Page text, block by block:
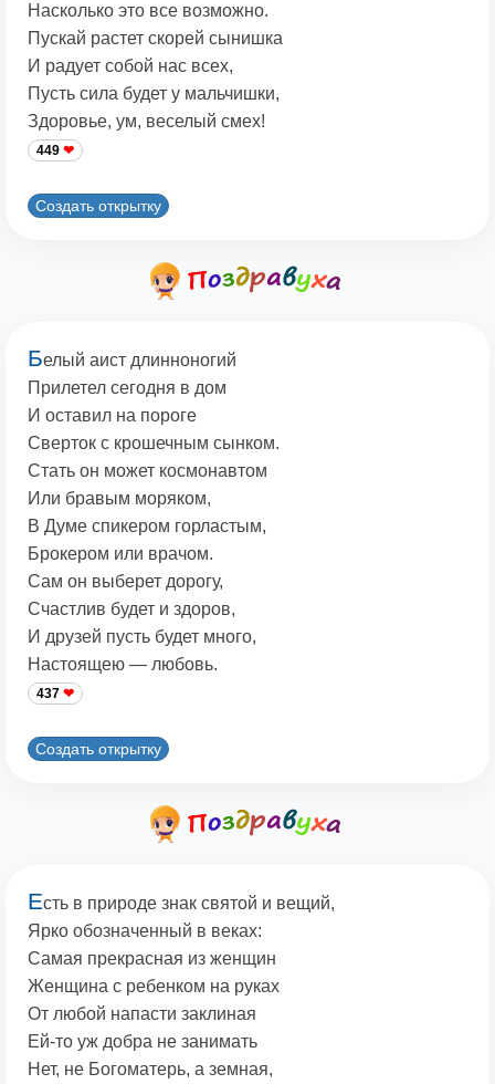
Насколько это все возможно.
Пускай растет скорей сынишка
И радует собой нас всех,
Пусть сила будет у мальчишки,
Здоровье, ум, веселый смех!
449
Создать открытку
Белый аист длинноногий
Прилетел сегодня в дом
И оставил на пороге
Сверток с крошечным сынком.
Стать он может космонавтом
Или бравым моряком,
В Думе спикером горластым,
Брокером или врачом.
Сам он выберет дорогу,
Счастлив будет и здоров,
И друзей пусть будет много,
Настоящею — любовь.
437
Создать открытку
Есть в природе знак святой и вещий,
Ярко обозначенный в веках:
Самая прекрасная из женщин
Женщина с ребенком на руках
От любой напасти заклиная
Ей-то уж добра не занимать
Нет, не Богоматерь, а земная,